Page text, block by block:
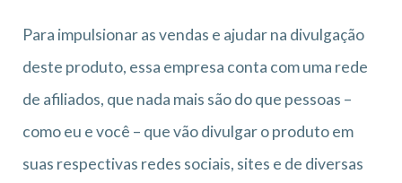
Para impulsionar as vendas e ajudar na divulgação
deste produto, essa empresa conta com uma rede
de afiliados, que nada mais são do que pessoas –
como eu e você – que vão divulgar o produto em
suas respectivas redes sociais, sites e de diversas